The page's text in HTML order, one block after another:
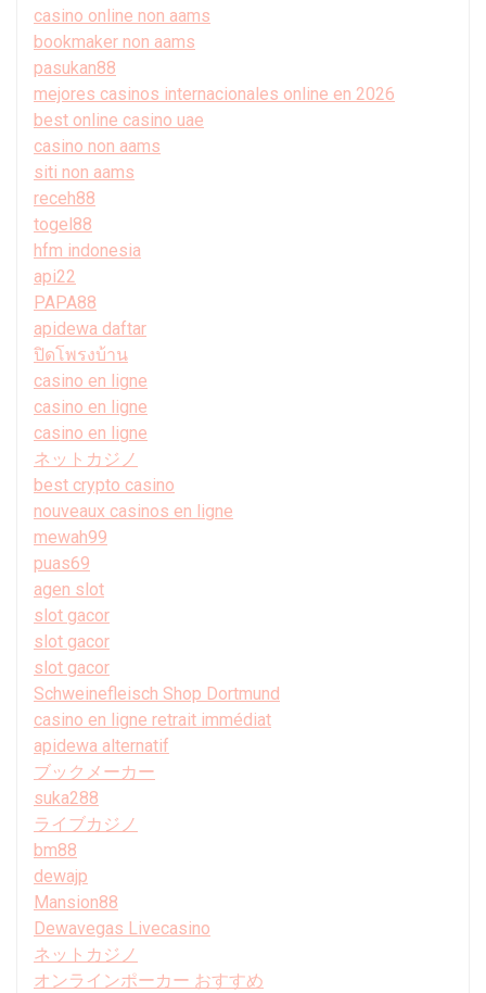
casino online non aams
bookmaker non aams
pasukan88
mejores casinos internacionales online en 2026
best online casino uae
casino non aams
siti non aams
receh88
togel88
hfm indonesia
api22
PAPA88
apidewa daftar
ปิดโพรงบ้าน
casino en ligne
casino en ligne
casino en ligne
ネットカジノ
best crypto casino
nouveaux casinos en ligne
mewah99
puas69
agen slot
slot gacor
slot gacor
slot gacor
Schweinefleisch Shop Dortmund
casino en ligne retrait immédiat
apidewa alternatif
ブックメーカー
suka288
ライブカジノ
bm88
dewajp
Mansion88
Dewavegas Livecasino
ネットカジノ
オンラインポーカー おすすめ